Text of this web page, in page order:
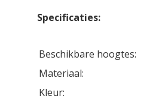
Specificaties:
Beschikbare hoogtes:
Materiaal:
Kleur: